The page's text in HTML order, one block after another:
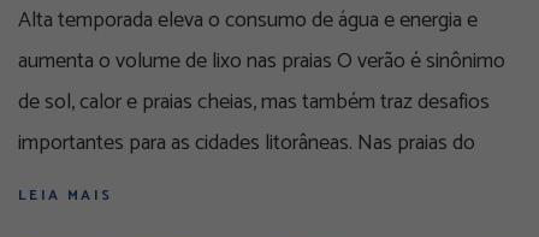
Alta temporada eleva o consumo de água e energia e
aumenta o volume de lixo nas praias O verão é sinônimo
de sol, calor e praias cheias, mas também traz desafios
importantes para as cidades litorâneas. Nas praias do
LEIA MAIS